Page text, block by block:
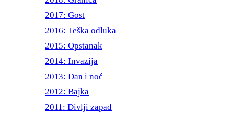
2017: Gost
2016: Teška odluka
2015: Opstanak
2014: Invazija
2013: Dan i noć
2012: Bajka
2011: Divlji zapad